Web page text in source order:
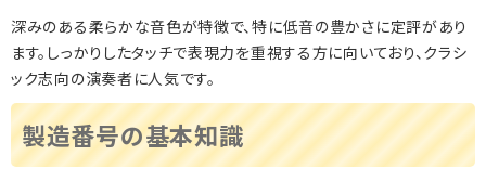
深みのある柔らかな音色が特徴で、特に低音の豊かさに定評があり
ます。しっかりしたタッチで表現力を重視する方に向いており、クラシ
ック志向の演奏者に人気です。
製造番号の基本知識